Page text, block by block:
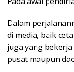
Dalam
di media, baik
juga yang
pusat maupun